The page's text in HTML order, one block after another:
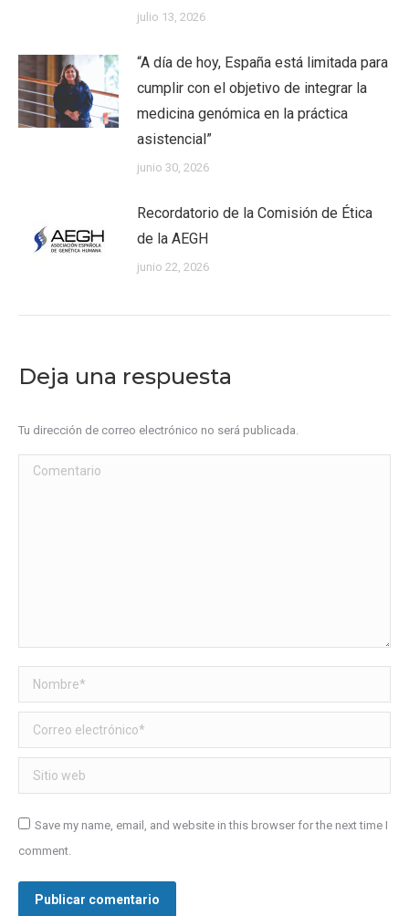
julio 13, 2026
“A día de hoy, España está limitada para
cumplir con el objetivo de integrar la
medicina genómica en la práctica
asistencial”
junio 30, 2026
Recordatorio de la Comisión de Ética
de la AEGH
junio 22, 2026
Deja una respuesta
Tu dirección de correo electrónico no será publicada.
Comentario
Nombre *
Correo electrónico *
Sitio web
Save my name, email, and website in this browser for the next time I
comment.
Publicar comentario